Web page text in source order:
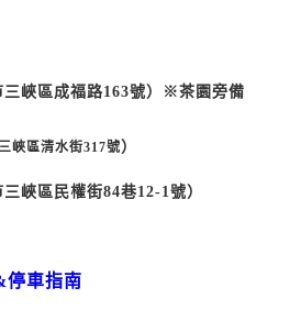
三峽區成福路163號）※茶園旁備
峽區清水街317號）
峽區民權街84巷12-1號）
停車指南